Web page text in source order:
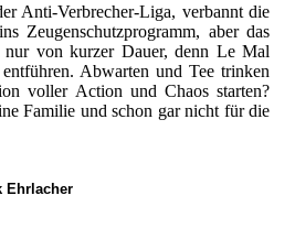
Anti-Verbrecher-Liga, verbannt die
Zeugenschutzprogramm, aber das
nur von kurzer Dauer, denn Le Mal
Abwarten und Tee trinken
voller Action und Chaos starten?
Familie und schon gar nicht für die
Ehrlacher